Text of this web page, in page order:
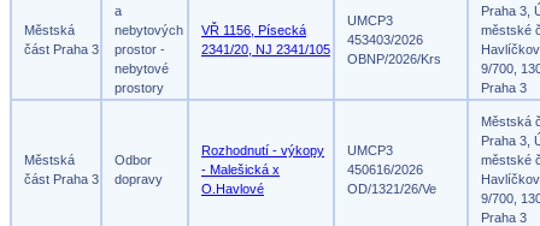
Městská
část Praha 3
a
nebytových
prostor -
nebytové
prostory
VŘ 1156, Písecká
2341/20, NJ 2341/105
UMCP3
453403/2026
OBNP/2026/Krs
Praha 3,
městské
9/700,
Praha 3
Městská
část Praha 3
Odbor
dopravy
Rozhodnutí - výkopy
- Malešická x
O.Havlové
UMCP3
450616/2026
OD/1321/26/Ve
Městská
Praha 3,
městské
9/700,
Praha 3